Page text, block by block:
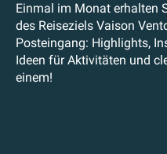
Einmal im Monat erhalten
des Reiseziels Vaison
Posteingang: Highlights,
Ideen für Aktivitäten und
einem!